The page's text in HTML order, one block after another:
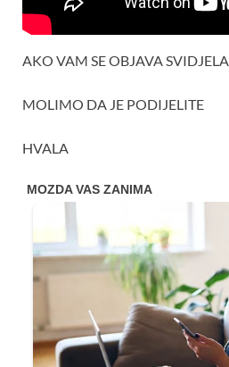
AKO VAM SE OBJAVA SVIDJELA
MOLIMO DA JE PODIJELITE
HVALA